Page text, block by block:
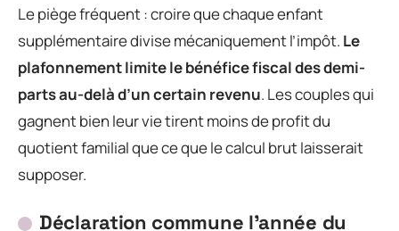
Le piège fréquent : croire que chaque enfant
supplémentaire divise mécaniquement l’impôt. Le
plafonnement limite le bénéfice fiscal des demi-
parts au-delà d’un certain revenu. Les couples qui
gagnent bien leur vie tirent moins de profit du
quotient familial que ce que le calcul brut laisserait
supposer.
Déclaration commune l’année du